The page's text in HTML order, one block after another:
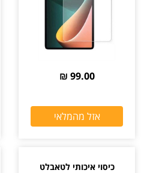
99.00 ₪
אזל מהמלאי
כיסוי איכותי לטאבלט